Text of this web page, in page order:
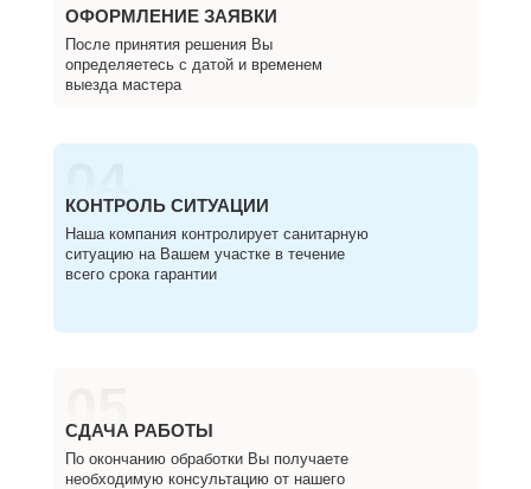
ОФОРМЛЕНИЕ ЗАЯВКИ
После принятия решения Вы
определяетесь с датой и временем
выезда мастера
04
КОНТРОЛЬ СИТУАЦИИ
Наша компания контролирует санитарную
ситуацию на Вашем участке в течение
всего срока гарантии
05
СДАЧА РАБОТЫ
По окончанию обработки Вы получаете
необходимую консультацию от нашего